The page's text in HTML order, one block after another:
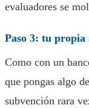
evaluadores se
Paso 3: tu propia
Como con un
que pongas algo
subvención rara